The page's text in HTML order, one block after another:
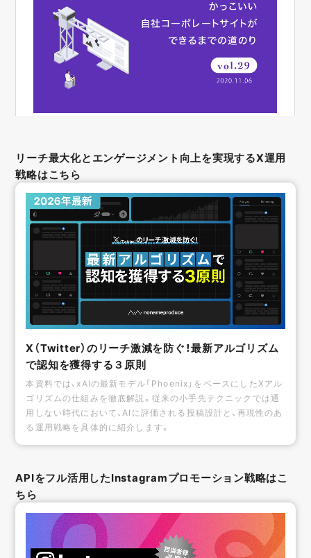
リーチ最大化とエンゲージメント向上を実現するX運用
戦略はこちら
X（Twitter）のリーチ激減を防ぐ！最新アルゴリズム
で認知を獲得する３原則
本資料では、xAIの最新モデル「Phoenix」をベースにしたXアル
ゴリズムの仕組みを徹底解説。従来の小手先テクニックでは通
用しない時代において、AIに評価される投稿設計と、再現性のあ
る運用戦略を具体的に紹介します。
APIをフル活用したInstagramプロモーション戦略はこ
ちら